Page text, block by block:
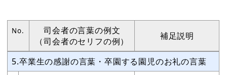
No.
司会者の言葉の例文
（司会者のセリフの例）
補足説明
5.卒業生の感謝の言葉・卒園する園児のお礼の言葉